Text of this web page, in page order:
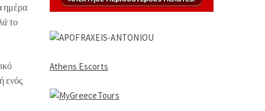
ημέρα
το
ενός
Athens Escorts